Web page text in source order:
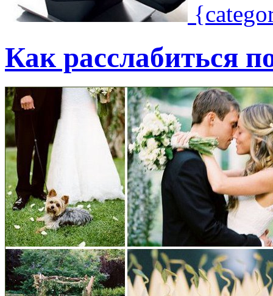
Как расслабиться